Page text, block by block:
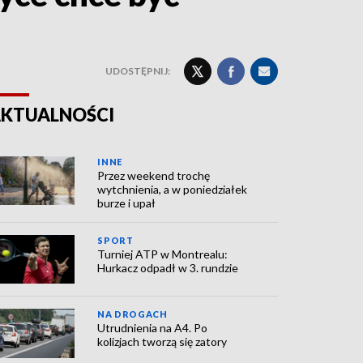
UDOSTĘPNIJ:
INNE
Przez weekend trochę
wytchnienia, a w poniedziałek
burze i upał
SPORT
Turniej ATP w Montrealu:
Hurkacz odpadł w 3. rundzie
NA DROGACH
Utrudnienia na A4. Po
kolizjach tworzą się zatory